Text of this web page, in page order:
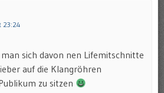
23:24
sich davon nen Lifemitschnitte
auf die Klangröhren
zu sitzen